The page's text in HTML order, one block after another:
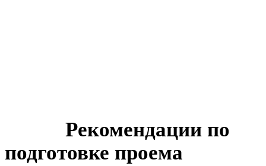
Рекомендации по
подготовке проема